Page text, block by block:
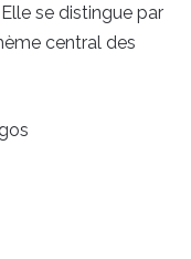
Elle se distingue par
central des